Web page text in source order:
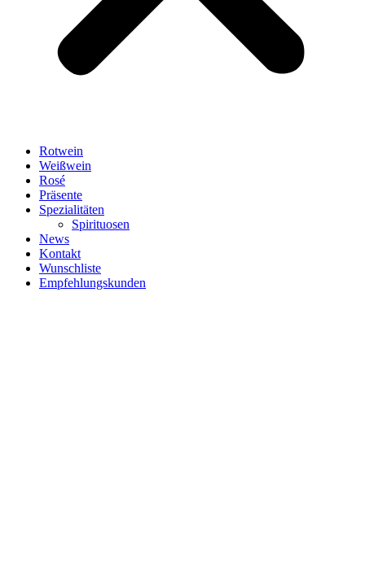
Rotwein
Weißwein
Rosé
Präsente
Spezialitäten
Spirituosen
News
Kontakt
Wunschliste
Empfehlungskunden